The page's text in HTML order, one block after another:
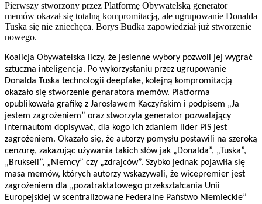
Pierwszy stworzony przez Platformę Obywatelską generator
memów okazał się totalną kompromitacją, ale ugrupowanie Donalda
Tuska się nie zniechęca. Borys Budka zapowiedział już stworzenie
nowego.
Koalicja Obywatelska liczy, że jesienne wybory pozwoli jej wygrać
sztuczna inteligencja. Po wykorzystaniu przez ugrupowanie
Donalda Tuska technologii deepfake, kolejną kompromitacją
okazało się stworzenie genaratora memów. Platforma
opublikowała grafikę z Jarosławem Kaczyńskim i podpisem „Ja
jestem zagrożeniem” oraz stworzyła generator pozwalający
internautom dopisywać, dla kogo ich zdaniem lider PiS jest
zagrożeniem. Okazało się, że autorzy pomysłu postawili na szeroką
cenzurę, zakazując używania takich słów jak „Donalda”, „Tuska”,
„Brukseli”, „Niemcy” czy „zdrajców”. Szybko jednak pojawiła się
masa memów, których autorzy wskazywali, że wicepremier jest
zagrożeniem dla „pozatraktatowego przekształcania Unii
Europejskiej w scentralizowane Federalne Państwo Niemieckie”